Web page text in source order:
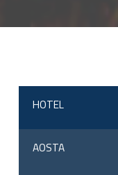
HOTEL
AOSTA